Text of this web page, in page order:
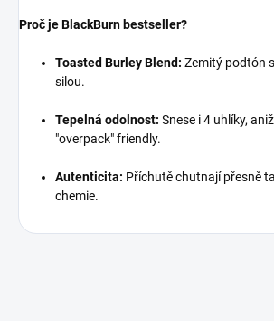
Proč je BlackBurn bestseller?
Toasted Burley Blend: Zemitý podtón
silou.
Tepelná odolnost: Snese i 4 uhlíky,
"overpack" friendly.
Autenticita: Příchutě chutnají přesně
chemie.